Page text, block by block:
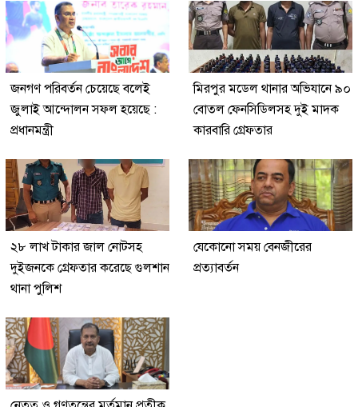
জনগণ পরিবর্তন চেয়েছে বলেই
জুলাই আন্দোলন সফল হয়েছে :
প্রধানমন্ত্রী
মিরপুর মডেল থানার অভিযানে ৯০
বোতল ফেনসিডিলসহ দুই মাদক
কারবারি গ্রেফতার
২৮ লাখ টাকার জাল নোটসহ
দুইজনকে গ্রেফতার করেছে গুলশান
থানা পুলিশ
যেকোনো সময় বেনজীরের
প্রত্যাবর্তন